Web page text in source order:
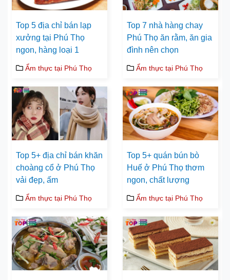
Top 5 địa chỉ bán lạp
xưởng tại Phú Thọ
ngon, hàng loại 1
Ẩm thực tại Phú Thọ
Top 7 nhà hàng chay
Phú Thọ ăn rằm, ăn gia
đình nên chọn
Ẩm thực tại Phú Thọ
Top 5+ địa chỉ bán khăn
choàng cổ ở Phú Thọ
vải đẹp, ấm
Ẩm thực tại Phú Thọ
Top 5+ quán bún bò
Huế ở Phú Thọ thơm
ngon, chất lượng
Ẩm thực tại Phú Thọ